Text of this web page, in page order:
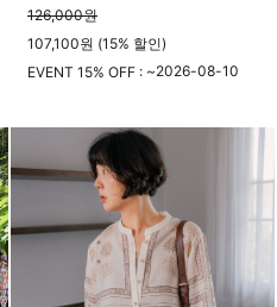
126,000원
107,100원 (15% 할인)
EVENT 15% OFF : ~2026-08-10